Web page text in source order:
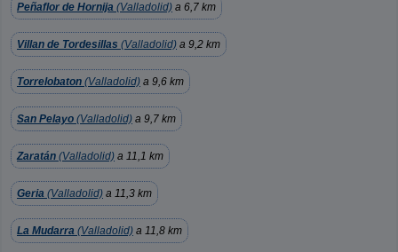
Peñaflor de Hornija (Valladolid) a 6,7 km
Villan de Tordesillas (Valladolid) a 9,2 km
Torrelobaton (Valladolid) a 9,6 km
San Pelayo (Valladolid) a 9,7 km
Zaratán (Valladolid) a 11,1 km
Geria (Valladolid) a 11,3 km
La Mudarra (Valladolid) a 11,8 km